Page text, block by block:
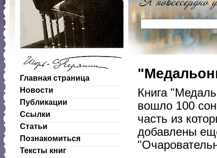
Главная страница
Новости
Публикации
Ссылки
Статьи
Познакомиться
Тексты книг
Книга
вошло 100
часть из
добавлены